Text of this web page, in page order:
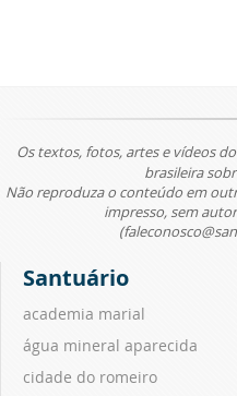
Os textos, fotos, artes e vídeos
brasileira
Não reproduza o conteúdo em
impresso, sem
Santuário
academia marial
água mineral aparecida
cidade do romeiro